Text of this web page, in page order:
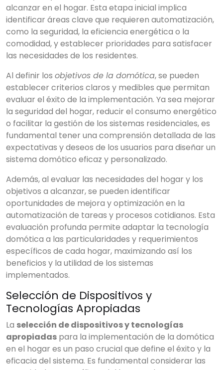
Buscar
CATEGORIAS
alcanzar en el hogar. Esta etapa inicial implica
identificar áreas clave que requieren automatización,
como la seguridad, la eficiencia energética o la
comodidad, y establecer prioridades para satisfacer
las necesidades de los residentes.
Al definir los objetivos de la domótica, se pueden
establecer criterios claros y medibles que permitan
evaluar el éxito de la implementación. Ya sea mejorar
la seguridad del hogar, reducir el consumo energético
o facilitar la gestión de los sistemas residenciales, es
fundamental tener una comprensión detallada de las
expectativas y deseos de los usuarios para diseñar un
sistema domótico eficaz y personalizado.
Además, al evaluar las necesidades del hogar y los
objetivos a alcanzar, se pueden identificar
oportunidades de mejora y optimización en la
automatización de tareas y procesos cotidianos. Esta
evaluación profunda permite adaptar la tecnología
domótica a las particularidades y requerimientos
específicos de cada hogar, maximizando así los
beneficios y la utilidad de los sistemas
implementados.
Selección de Dispositivos y
Tecnologías Apropiadas
La selección de dispositivos y tecnologías
apropiadas para la implementación de la domótica
en el hogar es un paso crucial que define el éxito y la
eficacia del sistema. Es fundamental considerar las